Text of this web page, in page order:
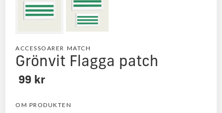
ACCESSOARER MATCH
Grönvit Flagga patch
99 kr
OM PRODUKTEN